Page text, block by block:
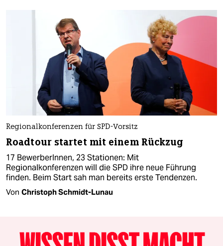
Regionalkonferenzen für SPD-Vorsitz
Roadtour startet mit einem Rückzug
17 BewerberInnen, 23 Stationen: Mit
Regionalkonferenzen will die SPD ihre neue Führung
finden. Beim Start sah man bereits erste Tendenzen.
Von Christoph Schmidt-Lunau